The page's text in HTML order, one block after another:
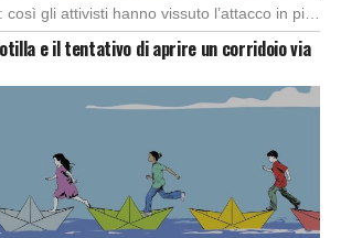
Dal ronzio al boato: così gli attivisti hanno vissuto l’attacco in piena notte. Nella notte […]
e il tentativo di aprire un corridoio via